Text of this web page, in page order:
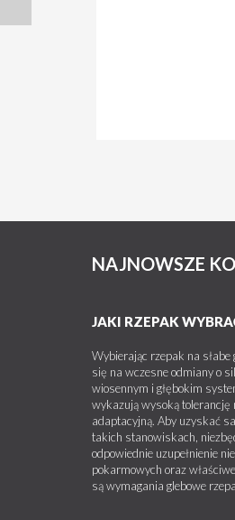
NAJNOWSZE
JAKI RZEPAK
Wybierając rzepak na słabe
się na wczesne odmiany o
wiosennym i głębokim
wykazują wysoką
adaptacyjną. Aby uzyskać
takich stanowiskach,
odpowiednie uzupełnienie
pokarmowych oraz
są wymagania glebowe